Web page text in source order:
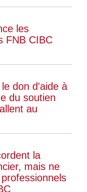
les
FNB CIBC
don d'aide à
du soutien
au
la
mais ne